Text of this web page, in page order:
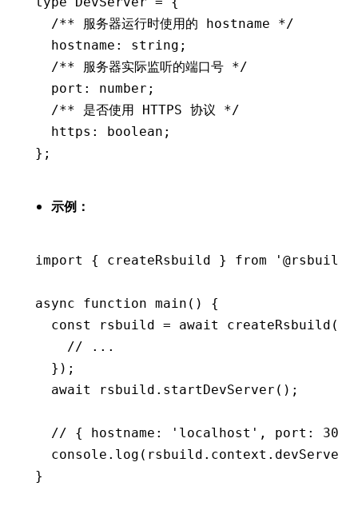
  /** 服务器运行时使用的 hostname */
  hostname
: string ;
  /** 服务器实际监听的端口号 */
  port
: number ;
  /** 是否使用 HTTPS 协议 */
  https
: boolean ;
};
示例：
import { createRsbuild } from
async function main () {
  const
rsbuild = await createRsbuild ({
    // ...
  });
  await
rsbuild .startDevServer ();
// { hostname: 'localhost', port:
  console
.log ( rsbuild . context
}